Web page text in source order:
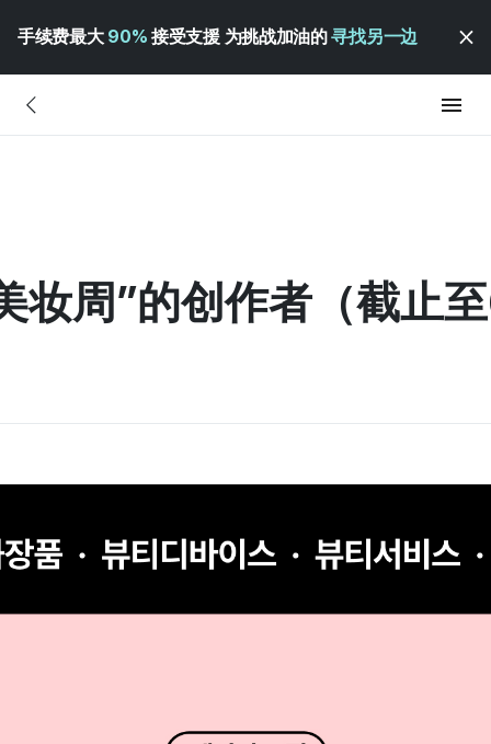
手续费最大 90% 接受支援 为挑战加油的寻找另一边
妆周”的创作者（截止